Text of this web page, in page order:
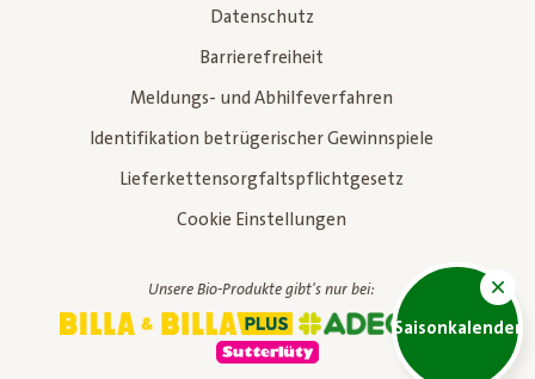
Saisonkalender
Datenschutz
Barrierefreiheit
Meldungs- und Abhilfeverfahren
Identifikation betrügerischer Gewinnspiele
Lieferkettensorgfaltspflichtgesetz
Cookie Einstellungen
Unsere Bio-Produkte gibt's nur bei: